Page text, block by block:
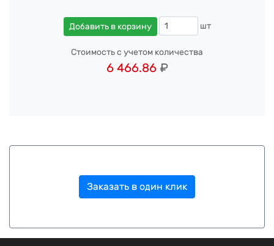
Добавить в корзину шт
Стоимость с учетом количества
6 466.86₽
Заказать в один клик